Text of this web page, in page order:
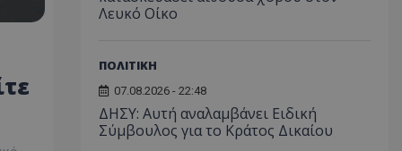
Λευκό Οίκο
ΠΟΛΙΤΙΚΗ
07.08.2026 - 22:48
ΔΗΣΥ: Αυτή αναλαμβάνει Ειδική
Σύμβουλος για το Κράτος Δικαίου